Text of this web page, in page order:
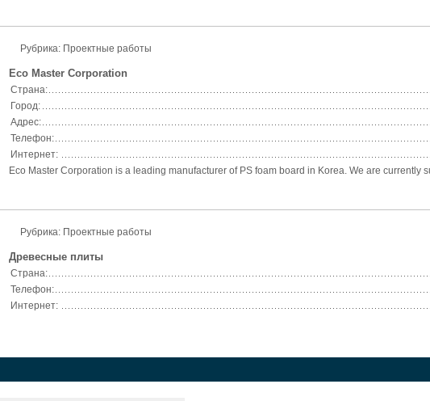
Рубрика: Проектные работы
Eco Master Corporation
Страна:
Город:
Адрес:
Телефон:
Интернет:
Eco Master Corporation is a leading manufacturer of PS foam board in Korea. We are
Рубрика: Проектные работы
Древесные плиты
Страна:
Телефон:
Интернет: